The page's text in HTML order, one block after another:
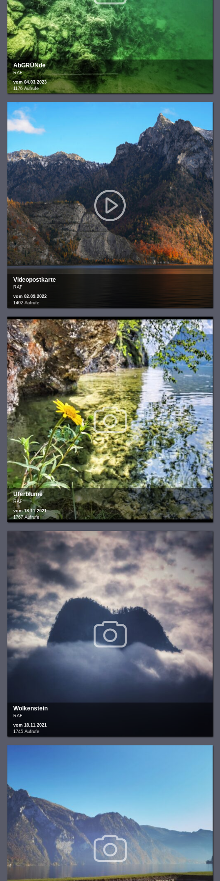
AbGRÜNde
RAF
vom 04.03.2023
1176 Aufrufe
Videopostkarte
RAF
vom 02.09.2022
1402 Aufrufe
Uferblume
RAF
vom 18.11.2021
1767 Aufrufe
Wolkenstein
RAF
vom 18.11.2021
1745 Aufrufe